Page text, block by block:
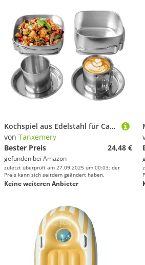
Kochspiel aus Edelstahl für Camping | Bratpfannen und Töpfe für Camping | 6-teiliges tragbares Outdoor-Kochzubehör für Reisen, Picknick, Wandern
von Tanxemery
Bester Preis
24,48 €
gefunden bei Amazon
zuletzt überprüft am 27.09.2025 um 00:03; der
Preis kann sich seitdem geändert haben.
Keine weiteren Anbieter